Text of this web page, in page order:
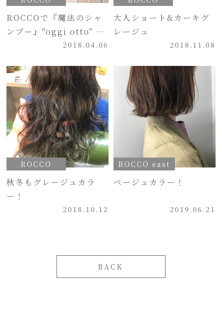
ROCCOで『魔法のシャ
ンプー』"oggi otto" 体
2018.04.06
大人ショート&カーキグ
レージュ
2018.11.08
ROCCO
秋冬もグレージュカラ
ー！
2018.10.12
ROCCO east
ベージュカラー！
2019.06.21
BACK